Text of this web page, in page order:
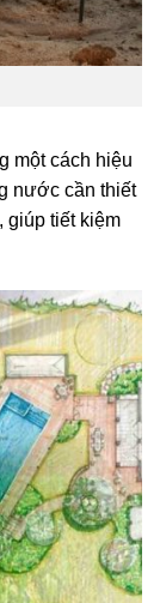
một cách hiệu
nước cần thiết
giúp tiết kiệm